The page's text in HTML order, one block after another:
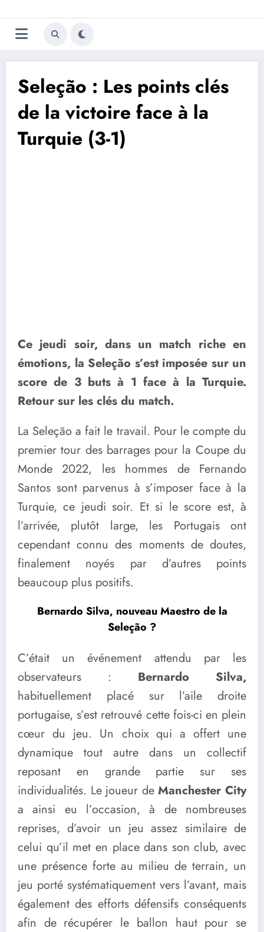
au
contenu
Trivela
L'actualité du football
Seleção : Les points clés
de la victoire face à la
Turquie (3-1)
Ce jeudi soir, dans un match riche en
émotions, la Seleção s’est imposée sur un
score de 3 buts à 1 face à la Turquie.
Retour sur les clés du match.
La Seleção a fait le travail. Pour le compte du
premier tour des barrages pour la Coupe du
Monde 2022, les hommes de Fernando
Santos sont parvenus à s’imposer face à la
Turquie, ce jeudi soir. Et si le score est, à
l’arrivée, plutôt large, les Portugais ont
cependant connu des moments de doutes,
finalement noyés par d’autres points
beaucoup plus positifs.
Bernardo Silva, nouveau Maestro de la
Seleção ?
C’était un événement attendu par les
observateurs : Bernardo Silva,
habituellement placé sur l’aile droite
portugaise, s’est retrouvé cette fois-ci en plein
cœur du jeu. Un choix qui a offert une
dynamique tout autre dans un collectif
reposant en grande partie sur ses
individualités. Le joueur deManchester City
a ainsi eu l’occasion, à de nombreuses
reprises, d’avoir un jeu assez similaire de
celui qu’il met en place dans son club, avec
une présence forte au milieu de terrain, un
jeu porté systématiquement vers l’avant, mais
également des efforts défensifs conséquents
afin de récupérer le ballon haut pour se